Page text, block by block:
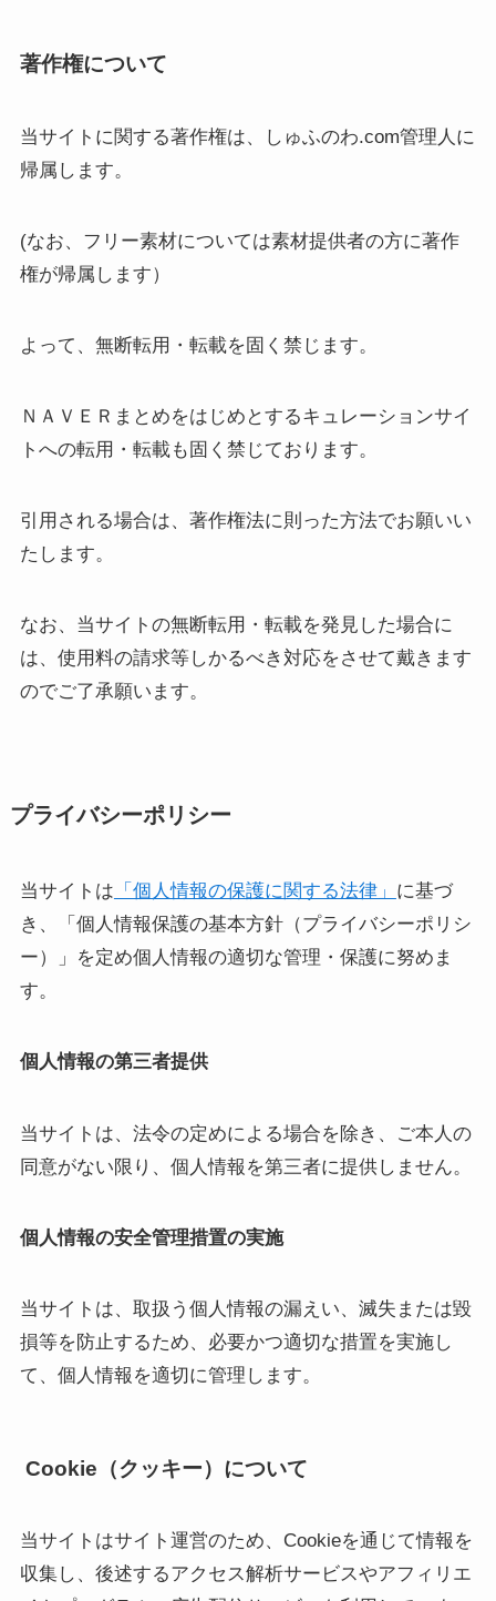
著作権について
当サイトに関する著作権は、しゅふのわ.com管理人に
帰属します。
(なお、フリー素材については素材提供者の方に著作
権が帰属します）
よって、無断転用・転載を固く禁じます。
ＮＡＶＥＲまとめをはじめとするキュレーションサイ
トへの転用・転載も固く禁じております。
引用される場合は、著作権法に則った方法でお願いい
たします。
なお、当サイトの無断転用・転載を発見した場合に
は、使用料の請求等しかるべき対応をさせて戴きます
のでご了承願います。
プライバシーポリシー
当サイトは 「個人情報の保護に関する法律」 に基づ
き、「個人情報保護の基本方針（プライバシーポリシ
ー）」を定め個人情報の適切な管理・保護に努めま
す。
個人情報の第三者提供
当サイトは、法令の定めによる場合を除き、ご本人の
同意がない限り、個人情報を第三者に提供しません。
個人情報の安全管理措置の実施
当サイトは、取扱う個人情報の漏えい、滅失または毀
損等を防止するため、必要かつ適切な措置を実施し
て、個人情報を適切に管理します。
Cookie（クッキー）について
当サイトはサイト運営のため、Cookieを通じて情報を
収集し、後述するアクセス解析サービスやアフィリエ